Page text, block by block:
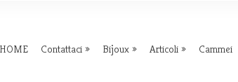
HOME Contattaci Bijoux Articoli Cammei